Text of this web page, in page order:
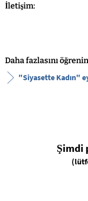
İletişim:
Daha fazlasını
"Siyasette Kadın"
Şimdi